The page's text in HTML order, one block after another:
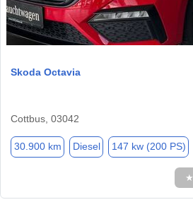
Skoda Octavia
Cottbus, 03042
30.900 km Diesel 147 kw (200 PS)
★